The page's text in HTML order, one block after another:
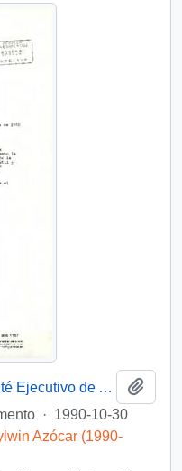
[Carta del Presidente del Comité Ejecutivo de Amnistía Internacional dirigida al Presidente Patricio Aylwin]
· 1990-10-30
Azócar (1990-